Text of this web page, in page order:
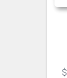
$